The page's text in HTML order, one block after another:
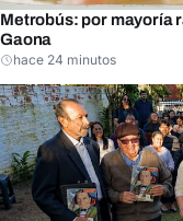
Metrobús: por mayoría
Gaona
hace 24 minutos